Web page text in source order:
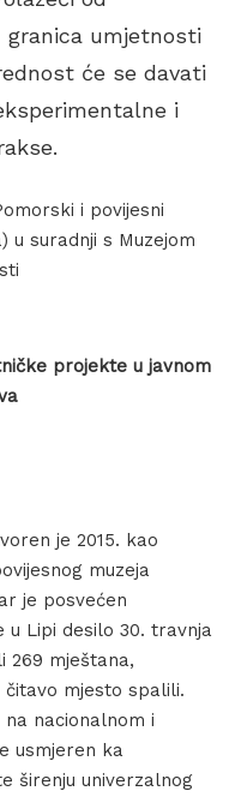
granica umjetnosti
će se davati
i
i povijesni
u suradnji s Muzejom
projekte u javnom
je 2015. kao
muzeja
je posvećen
u Lipi desilo 30. travnja
269 mještana,
mjesto spalili.
nacionalnom i
usmjeren ka
širenju univerzalnog